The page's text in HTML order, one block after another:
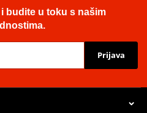
to fit the factory air box and
equipment filters. Top quality
for modern high
budite u toku s našim
Prijava